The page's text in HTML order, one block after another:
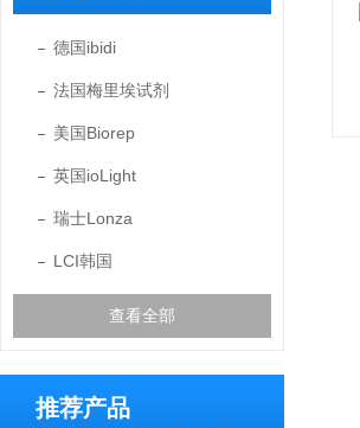
德国ibidi
法国梅里埃试剂
美国Biorep
英国ioLight
瑞士Lonza
LCI韩国
查看全部
推荐产品